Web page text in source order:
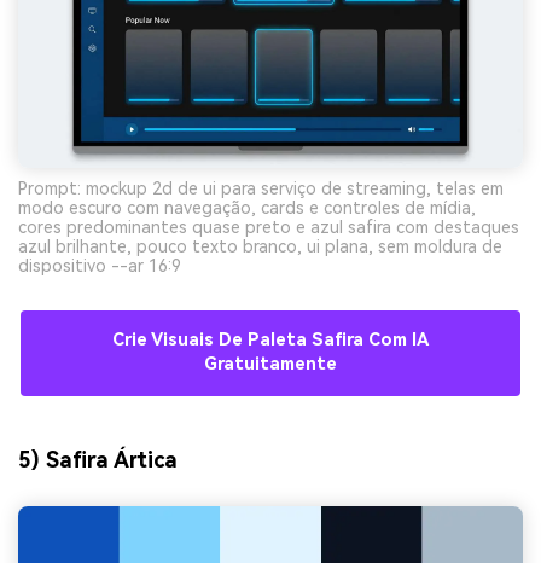
Prompt: mockup 2d de ui para serviço de streaming, telas em
modo escuro com navegação, cards e controles de mídia,
cores predominantes quase preto e azul safira com destaques
azul brilhante, pouco texto branco, ui plana, sem moldura de
dispositivo --ar 16:9
Crie Visuais De Paleta Safira Com IA
Gratuitamente
5) Safira Ártica